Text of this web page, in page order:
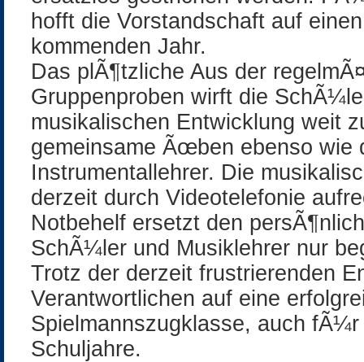
hofft die Vorstandschaft auf
kommenden Jahr.
Das plÃ¶tzliche Aus der
Gruppenproben wirft die
musikalischen Entwicklung weit
gemeinsame Ãœben ebenso wie
Instrumentallehrer. Die
derzeit durch Videotelefonie
Notbehelf ersetzt den
SchÃ¼ler und Musiklehrer nur
Trotz der derzeit frustrierenden
Verantwortlichen auf eine
Spielmannszugklasse, auch
Schuljahre.